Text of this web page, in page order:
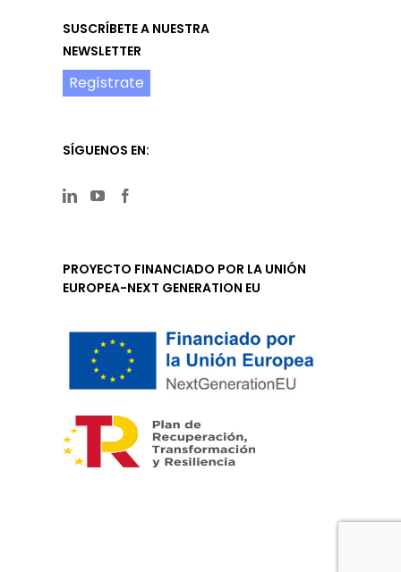
SUSCRÍBETE A NUESTRA
NEWSLETTER
Regístrate
SÍGUENOS EN:
PROYECTO FINANCIADO POR LA UNIÓN
EUROPEA-NEXT GENERATION EU